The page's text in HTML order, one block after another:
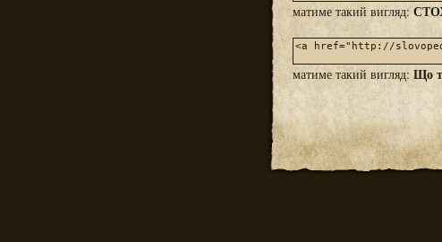
матиме такий вигляд:
матиме такий вигляд: Що